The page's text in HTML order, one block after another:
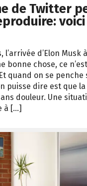
de Twitter
voici
l’arrivée d’Elon Musk
bonne chose, ce
quand on se penche
puisse dire est que
douleur. Une
à […]